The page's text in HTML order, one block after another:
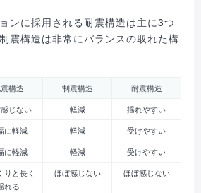
ンに採用される耐震構造は主に3つ
震構造は非常にバランスの取れた構
構造 制震構造
耐震構造
じない 軽減
揺れやすい
に軽減 軽減
受けやすい
に軽減 軽減
受けやすい
りと長く
れる
ほぼ感じない ほぼ感じない